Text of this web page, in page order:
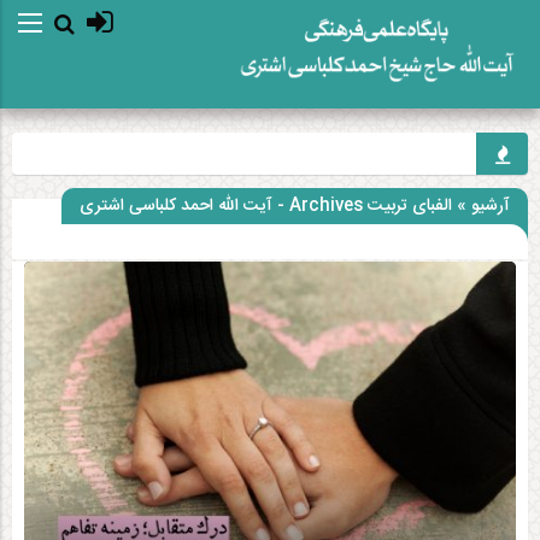
آرشیو » الفبای تربیت Archives - آیت الله احمد کلباسی اشتری